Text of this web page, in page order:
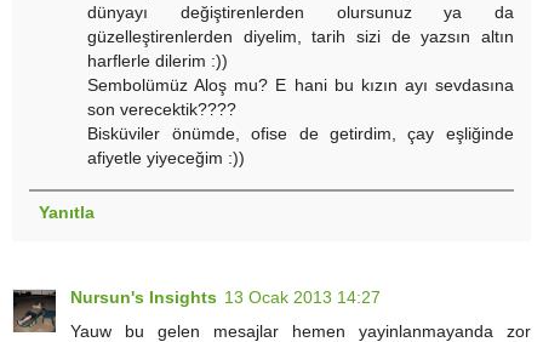
dünyayı değiştirenlerden olursunuz ya da
güzelleştirenlerden diyelim, tarih sizi de yazsın altın
harflerle dilerim :))
Sembolümüz Aloş mu? E hani bu kızın ayı sevdasına
son verecektik????
Bisküviler önümde, ofise de getirdim, çay eşliğinde
afiyetle yiyeceğim :))
Yanıtla
Nursun's Insights 13 Ocak 2013 14:27
Yauw bu gelen mesajlar hemen yayinlanmayanda zor